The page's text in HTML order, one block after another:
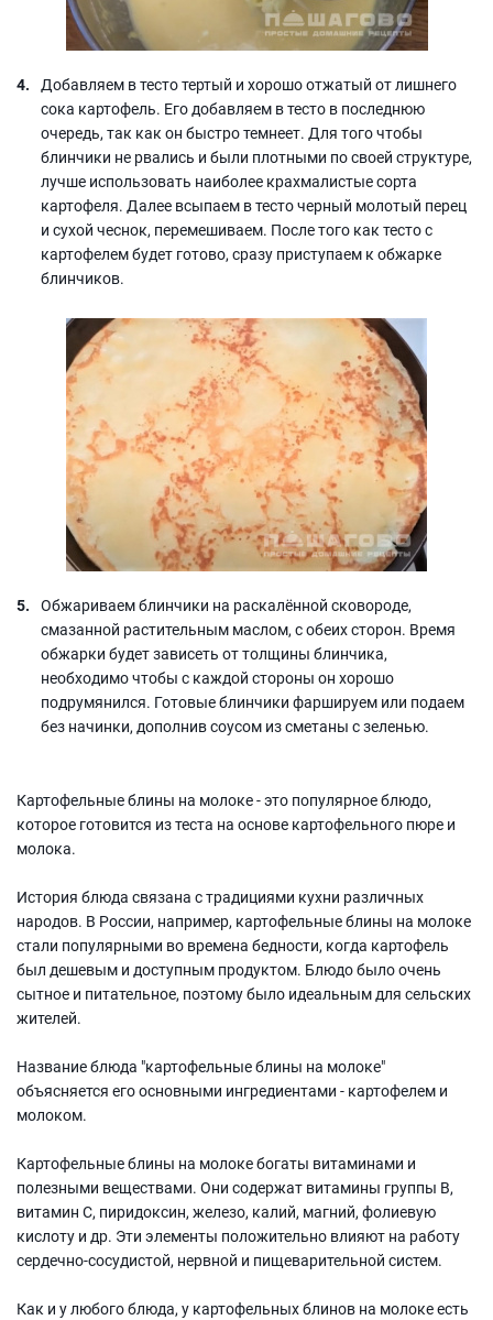
Добавляем в тесто тертый и хорошо отжатый от лишнего
сока картофель. Его добавляем в тесто в последнюю
очередь, так как он быстро темнеет. Для того чтобы
блинчики не рвались и были плотными по своей структуре,
лучше использовать наиболее крахмалистые сорта
картофеля. Далее всыпаем в тесто черный молотый перец
и сухой чеснок, перемешиваем. После того как тесто с
картофелем будет готово, сразу приступаем к обжарке
блинчиков.
Обжариваем блинчики на раскалённой сковороде,
смазанной растительным маслом, с обеих сторон. Время
обжарки будет зависеть от толщины блинчика,
необходимо чтобы с каждой стороны он хорошо
подрумянился. Готовые блинчики фаршируем или подаем
без начинки, дополнив соусом из сметаны с зеленью.
Картофельные блины на молоке - это популярное блюдо,
которое готовится из теста на основе картофельного пюре и
молока.
История блюда связана с традициями кухни различных
народов. В России, например, картофельные блины на молоке
стали популярными во времена бедности, когда картофель
был дешевым и доступным продуктом. Блюдо было очень
сытное и питательное, поэтому было идеальным для сельских
жителей.
Название блюда "картофельные блины на молоке"
объясняется его основными ингредиентами - картофелем и
молоком.
Картофельные блины на молоке богаты витаминами и
полезными веществами. Они содержат витамины группы В,
витамин С, пиридоксин, железо, калий, магний, фолиевую
кислоту и др. Эти элементы положительно влияют на работу
сердечно-сосудистой, нервной и пищеварительной систем.
Как и у любого блюда, у картофельных блинов на молоке есть